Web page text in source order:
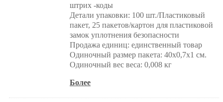
штрих -коды
Детали упаковки: 100 шт./Пластиковый
пакет, 25 пакетов/картон для пластиковой
замок уплотнения безопасности
Продажа единиц: единственный товар
Одиночный размер пакета: 40x0,7x1 см.
Одиночный вес веса: 0,008 кг
Более